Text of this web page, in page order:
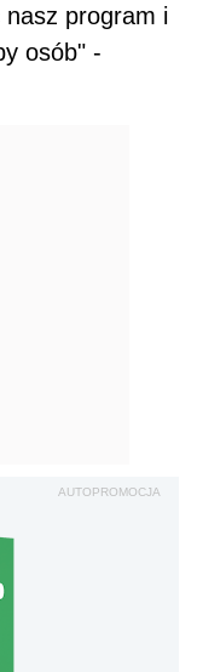
nasz program i
osób" -
AUTOPROMOCJA